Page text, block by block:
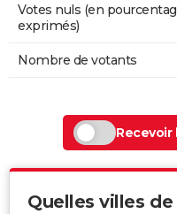
Votes nuls (en
exprimés)
Nombre de votants
Quelles villes